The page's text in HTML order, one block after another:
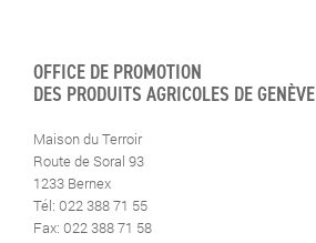
OFFICE DE PROMOTION
DES PRODUITS AGRICOLES DE GENÈVE
Maison du Terroir
Route de Soral 93
1233 Bernex
Tél: 022 388 71 55
Fax: 022 388 71 58